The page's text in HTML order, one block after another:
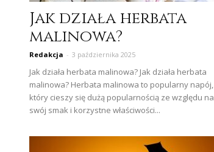
Jak działa herbata
malinowa?
Redakcja - 3 października 2025
Jak działa herbata malinowa? Jak działa herbata
malinowa? Herbata malinowa to popularny napój,
który cieszy się dużą popularnością ze względu na
swój smak i korzystne właściwości...